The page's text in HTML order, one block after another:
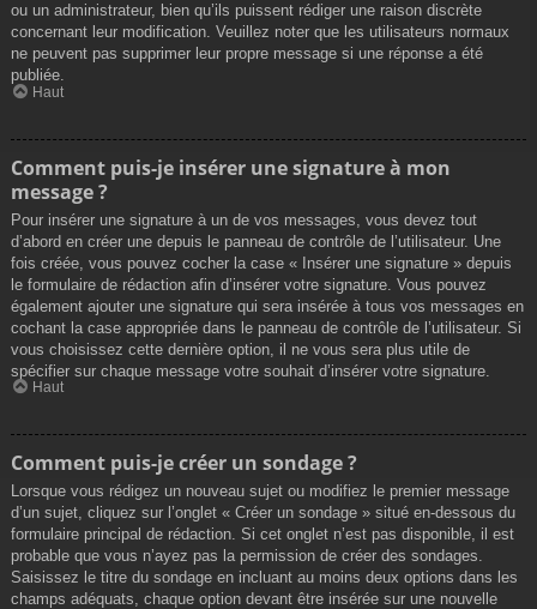
ou un administrateur, bien qu’ils puissent rédiger une raison discrète
concernant leur modification. Veuillez noter que les utilisateurs normaux
ne peuvent pas supprimer leur propre message si une réponse a été
publiée.
Haut
Comment puis-je insérer une signature à mon
message ?
Pour insérer une signature à un de vos messages, vous devez tout
d’abord en créer une depuis le panneau de contrôle de l’utilisateur. Une
fois créée, vous pouvez cocher la case « Insérer une signature » depuis
le formulaire de rédaction afin d’insérer votre signature. Vous pouvez
également ajouter une signature qui sera insérée à tous vos messages en
cochant la case appropriée dans le panneau de contrôle de l’utilisateur. Si
vous choisissez cette dernière option, il ne vous sera plus utile de
spécifier sur chaque message votre souhait d’insérer votre signature.
Haut
Comment puis-je créer un sondage ?
Lorsque vous rédigez un nouveau sujet ou modifiez le premier message
d’un sujet, cliquez sur l’onglet « Créer un sondage » situé en-dessous du
formulaire principal de rédaction. Si cet onglet n’est pas disponible, il est
probable que vous n’ayez pas la permission de créer des sondages.
Saisissez le titre du sondage en incluant au moins deux options dans les
champs adéquats, chaque option devant être insérée sur une nouvelle